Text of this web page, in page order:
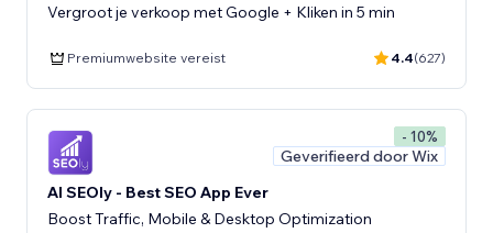
Vergroot je verkoop met Google + Kliken in 5 min
Premiumwebsite vereist 4.4(627)
- 10%
Geverifieerd door Wix
AI SEOly - Best SEO App Ever
Boost Traffic, Mobile & Desktop Optimization